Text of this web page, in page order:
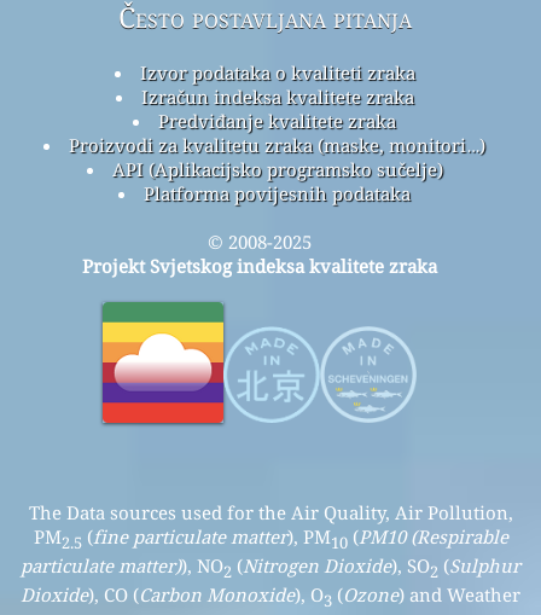
Često postavljana pitanja
Izvor podataka o kvaliteti zraka
Izračun indeksa kvalitete zraka
Predviđanje kvalitete zraka
Proizvodi za kvalitetu zraka (maske, monitori…)
API (Aplikacijsko programsko sučelje)
Platforma povijesnih podataka
© 2008-2025
Projekt Svjetskog indeksa kvalitete zraka
The Data sources used for the Air Quality, Air Pollution,
PM2.5 (fine particulate matter), PM10(PM10 (Respirable
particulate matter)), NO2 (Nitrogen Dioxide), SO2 (Sulphur
Dioxide), CO (Carbon Monoxide), O3 (Ozone) and Weather